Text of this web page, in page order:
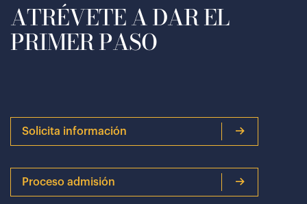
ATRÉVETE A DAR EL
PRIMER PASO
Solicita información
Proceso admisión